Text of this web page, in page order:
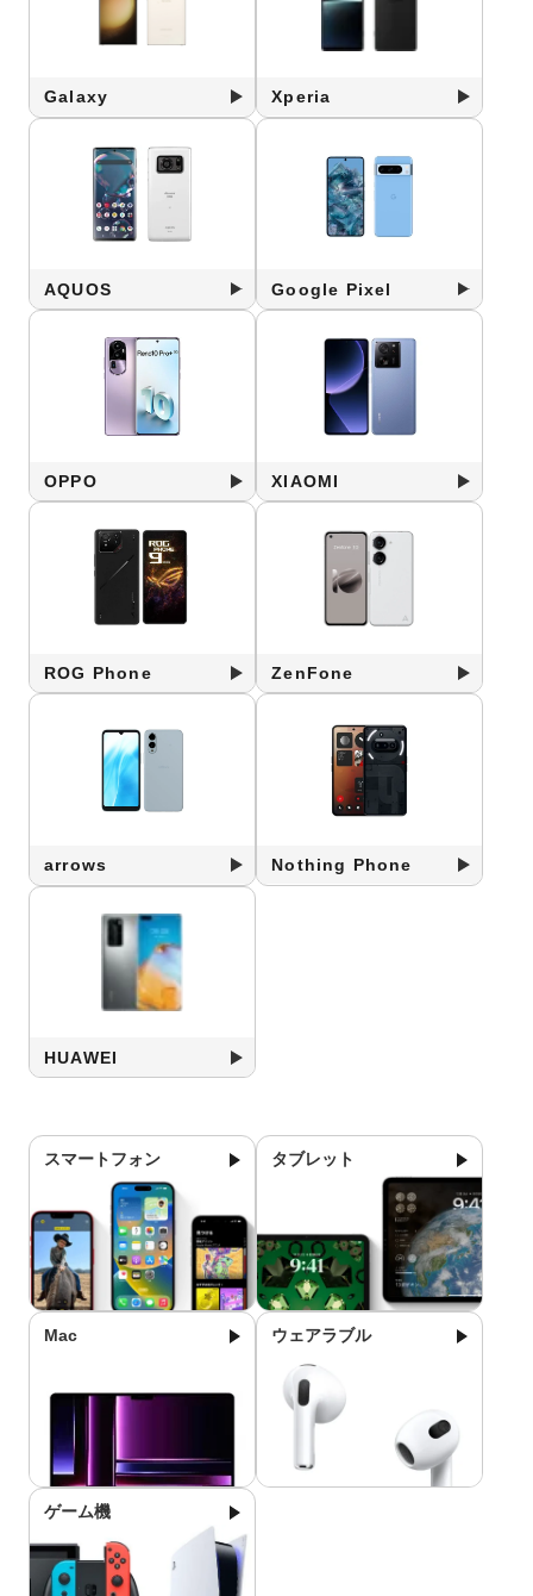
Galaxy Xperia
AQUOS Google Pixel
OPPO XIAOMI
ROG Phone ZenFone
arrows Nothing Phone
HUAWEI
スマートフォン タブレット
Mac ウェアラブル
ゲーム機